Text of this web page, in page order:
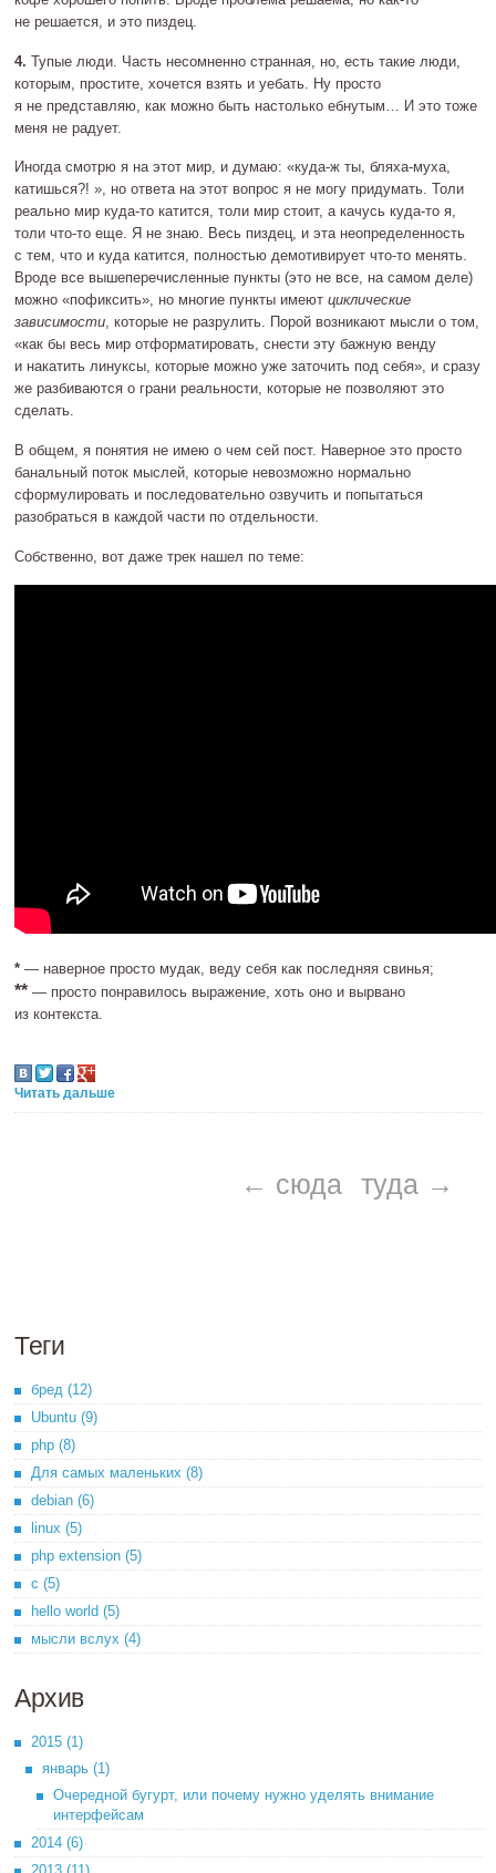
не решается, и это пиздец.
4. Тупые люди. Часть несомненно странная, но, есть такие люди,
которым, простите, хочется взять и уебать. Ну просто
я не представляю, как можно быть настолько ебнутым… И это тоже
меня не радует.
Иногда смотрю я на этот мир, и думаю: «куда‐ж ты,бляха‐муха,
катишься?! », но ответа на этот вопрос я не могу придумать. Толи
реально миркуда‐то катится, толи мир стоит, а качуськуда‐то я,
толичто‐то еще. Я не знаю. Весь пиздец, и эта неопределенность
с тем, что и куда катится, полностью демотивируетчто‐то менять.
Вроде все вышеперечисленные пункты (это не все, на самом деле)
можно «пофиксить», но многие пункты имеютциклические
зависимости, которые не разрулить. Порой возникают мысли о том,
«как бы весь мир отформатировать, снести эту бажную венду
и накатить линуксы, которые можно уже заточить под себя», и сразу
же разбиваются о грани реальности, которые не позволяют это
сделать.
В общем, я понятия не имею о чем сей пост. Наверное это просто
банальный поток мыслей, которые невозможно нормально
сформулировать и последовательно озвучить и попытаться
разобраться в каждой части по отдельности.
Собственно, вот даже трек нашел по теме:
* — наверное просто мудак, веду себя как последняя свинья;
** — просто понравилось выражение, хоть оно и вырвано
из контекста.
Читать дальше
← сюда туда →
Теги
бред (12)
Ubuntu (9)
php (8)
Для самых маленьких (8)
debian (6)
linux (5)
php extension (5)
c (5)
hello world (5)
мысли вслух (4)
Архив
2015 (1)
январь (1)
Очередной бугурт, или почему нужно уделять внимание
интерфейсам
2014 (6)